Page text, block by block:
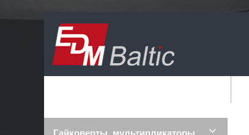
Гайковерты, мультипликаторы